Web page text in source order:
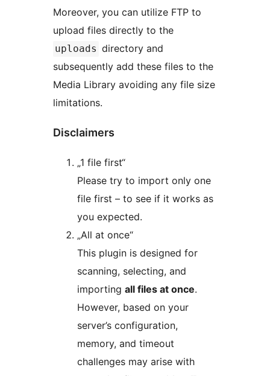
Moreover, you can utilize FTP to
upload files directly to the
uploads directory and
subsequently add these files to the
Media Library avoiding any file size
limitations.
Disclaimers
„1 file first“
Please try to import only one
file first – to see if it works as
you expected.
„All at once“
This plugin is designed for
scanning, selecting, and
importing all files at once.
However, based on your
server’s configuration,
memory, and timeout
challenges may arise with